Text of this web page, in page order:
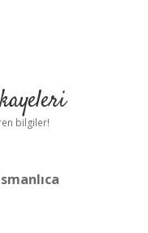
bilgiler!